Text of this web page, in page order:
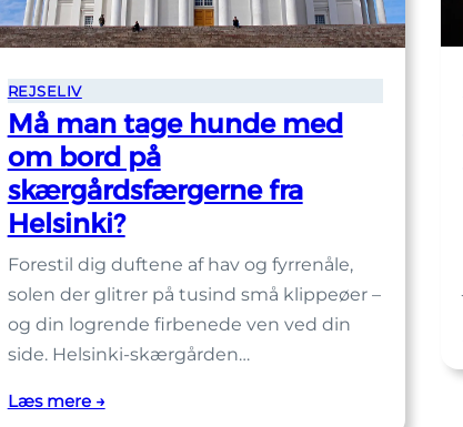
REJSELIV
Må man tage hunde med
om bord på
skærgårdsfærgerne fra
Helsinki?
Forestil dig duftene af hav og fyrrenåle,
solen der glitrer på tusind små klippeøer –
og din logrende firbenede ven ved din
side. Helsinki-skærgården…
Læs mere →: